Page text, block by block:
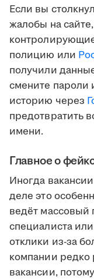
Если вы
жалобы на
полицию или
получили
смените пароли
историю через
предотвратить
имени.
Главное о
Иногда
деле это
ведёт массовый
специалиста
отклики из-за
компании
вакансии,